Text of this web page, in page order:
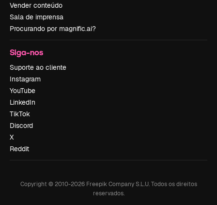
Vender conteúdo
Sala de imprensa
Procurando por magnific.ai?
Siga-nos
Suporte ao cliente
Instagram
YouTube
LinkedIn
TikTok
Discord
X
Reddit
Copyright © 2010-2026Freepik Company S.L.U. Todos os direitos
reservados.